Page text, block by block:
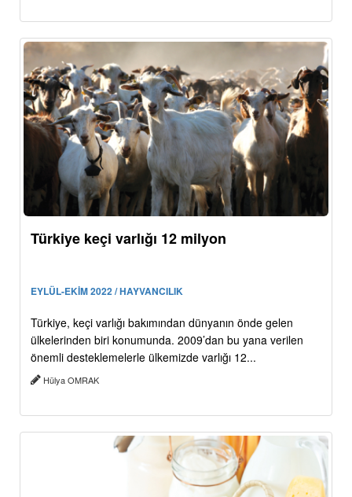
Türkiye keçi varlığı 12 milyon
EYLÜL-EKİM 2022 / HAYVANCILIK
Türkiye, keçi varlığı bakımından dünyanın önde gelen
ülkelerinden biri konumunda. 2009’dan bu yana verilen
önemli desteklemelerle ülkemizde varlığı 12...
Hülya OMRAK